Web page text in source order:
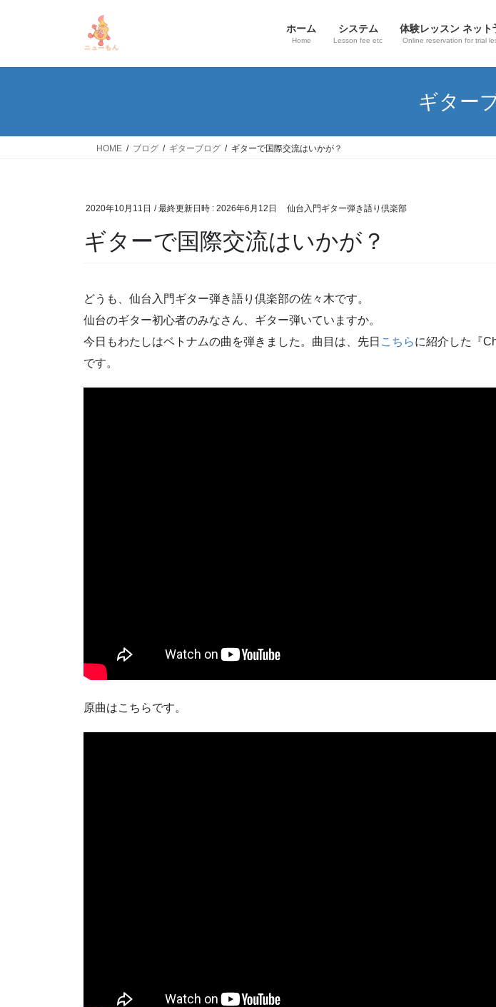
ホーム
Home
システム
Lesson fee etc
体験レッスン ネット
Online reservation for trial
ギター
HOME ブログ ギターブログ ギターで国際交流はいかが？
2020年10月11日 / 最終更新日時 : 2026年6月12日 仙台入門ギター弾き語り倶楽部
ギターで国際交流はいかが？
どうも、仙台入門ギター弾き語り倶楽部の佐々木です。
仙台のギター初心者のみなさん、ギター弾いていますか。
今日もわたしはベトナムの曲を弾きました。曲目は、先日 こちらに紹介した『
です。
原曲はこちらです。